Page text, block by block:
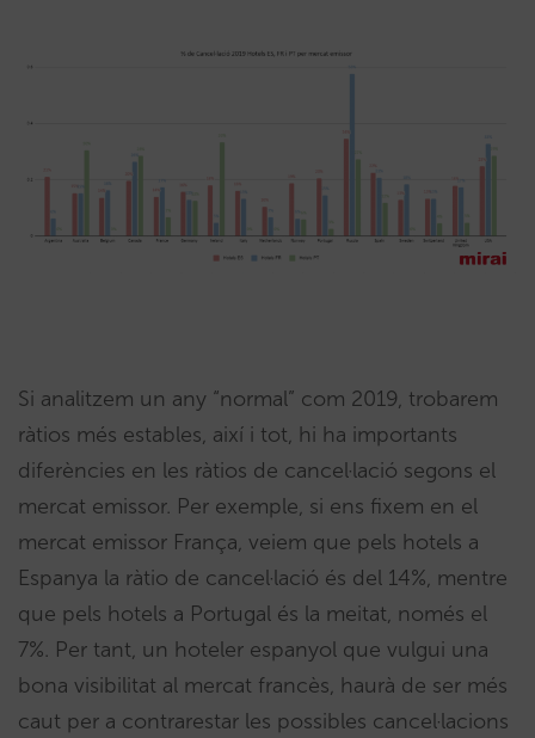
Si analitzem un any “normal” com 2019, trobarem
ràtios més estables, així i tot, hi ha importants
diferències en les ràtios de cancel·lació segons el
mercat emissor. Per exemple, si ens fixem en el
mercat emissor França, veiem que pels hotels a
Espanya la ràtio de cancel·lació és del 14%, mentre
que pels hotels a Portugal és la meitat, només el
7%. Per tant, un hoteler espanyol que vulgui una
bona visibilitat al mercat francès, haurà de ser més
caut per a contrarestar les possibles cancel·lacions